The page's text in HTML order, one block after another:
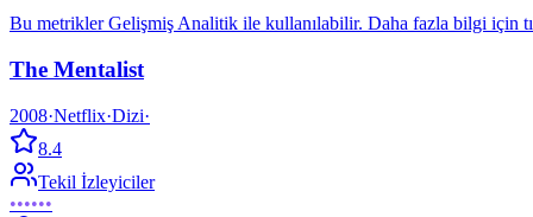
Bu metrikler Gelişmiş Analitik ile kullanılabilir. Daha fazla bilgi için
The Mentalist
2008·Netflix·Dizi·
8.4
Tekil İzleyiciler
••••••